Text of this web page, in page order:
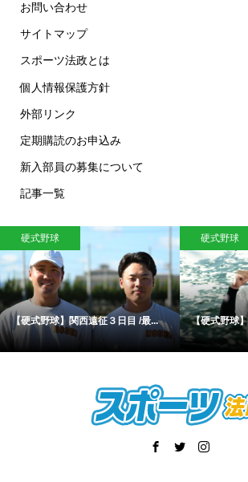
お問い合わせ
サイトマップ
スポーツ法政とは
個人情報保護方針
外部リンク
定期購読のお申込み
新入部員の募集について
記事一覧
征３日目 /最... 【硬式野球】関西遠征２日目 /関...